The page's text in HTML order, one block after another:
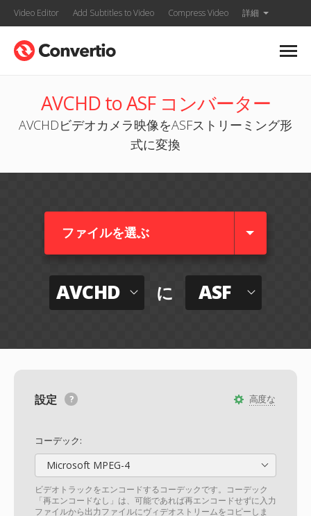
Video Editor Add Subtitles to Video Compress Video 詳細
AVCHD to ASF コンバーター
AVCHDビデオカメラ映像をASFストリーミング形
式に変換
ファイルを選ぶ
AVCHD に ASF
高度な
設定
コーデック:
Microsoft MPEG-4
ビデオトラックをエンコードするコーデックです。コーデック
「再エンコードなし」は、可能であれば再エンコードせずに入力
ファイルから出力ファイルにヴィデオストリームをコピーしま